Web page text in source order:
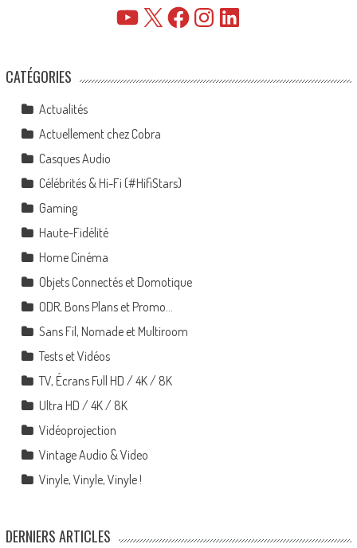
YouTube FacebookInstagramLinkedIn
CATÉGORIES
Actualités
Actuellement chez Cobra
Casques Audio
Célébrités & Hi-Fi (#HifiStars)
Gaming
Haute-Fidélité
Home Cinéma
Objets Connectés et Domotique
ODR, Bons Plans et Promo…
Sans Fil, Nomade et Multiroom
Tests et Vidéos
TV, Écrans Full HD / 4K / 8K
Ultra HD / 4K / 8K
Vidéoprojection
Vintage Audio & Video
Vinyle, Vinyle, Vinyle !
DERNIERS ARTICLES